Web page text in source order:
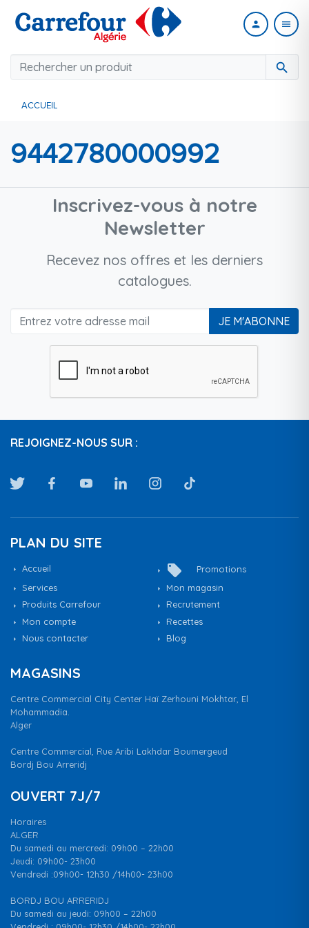
search
person menu
ACCUEIL
9442780000992
Inscrivez-vous à notre
Newsletter
Recevez nos offres et les derniers
catalogues.
JE M'ABONNE
REJOIGNEZ-NOUS SUR :
PLAN DU SITE
Accueil local_offer
Promotions
Services
Mon magasin
Produits Carrefour
Recrutement
Mon compte
Recettes
Nous contacter
Blog
MAGASINS
Centre Commercial City Center Haï Zerhouni Mokhtar, El
Mohammadia.
Alger
Centre Commercial, Rue Aribi Lakhdar Boumergeud
Bordj Bou Arreridj
OUVERT 7J/7
Horaires
ALGER
Du samedi au mercredi: 09h00 – 22h00
Jeudi: 09h00- 23h00
Vendredi :09h00- 12h30 /14h00- 23h00
BORDJ BOU ARRERIDJ
Du samedi au jeudi: 09h00 – 22h00